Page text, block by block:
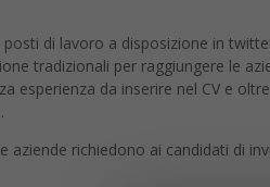
posti di lavoro a disposizione in
tradizionali per raggiungere le
esperienza da inserire nel CV e
aziende richiedono ai candidati di